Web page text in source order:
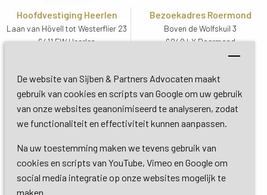
De website van Sijben & Partners Advocaten maakt
gebruik van cookies en scripts van Google om uw gebruik
van onze websites geanonimiseerd te analyseren, zodat
we functionaliteit en effectiviteit kunnen aanpassen.
Na uw toestemming maken we tevens gebruik van
cookies en scripts van YouTube, Vimeo en Google om
social media integratie op onze websites mogelijk te
maken.
Hoofdvestiging Heerlen
Laan van Hövell tot Westerflier 23
6411 EW Heerlen
Bezoekadres Roermond
Boven de Wolfskuil 3
6049 LX Roermond
Routebeschrijving
Bezoekadres De Bilt
Soestdijkseweg Zuid 13
3732 HC De Bilt (Utrecht)
Copyright 2026 © Sijben & Partners